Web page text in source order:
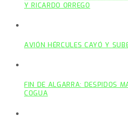
Y RICARDO ORREGO
AVIÓN HÉRCULES CAYÓ Y
FIN DE ALGARRA: DESPIDOS
COGUA